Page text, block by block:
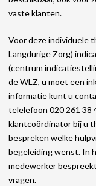
vaste klanten.
Voor deze individuele
Langdurige Zorg)
(centrum
de WLZ, u moet een
informatie kunt u
telelefoon 020 261 38
klantcoördinator bij u
bespreken welke
begeleiding wenst. In
medewerker
vragen.